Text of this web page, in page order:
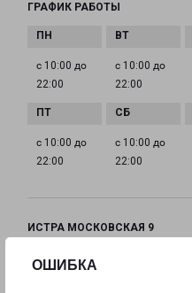
ОШИБКА
ГРАФИК РАБОТЫ
с 10:00 до
22:00
с 10:00 до
22:00
с 10:00 до
22:00
с 10:00 до
22:00
ИСТРА МОСКОВСКАЯ 9